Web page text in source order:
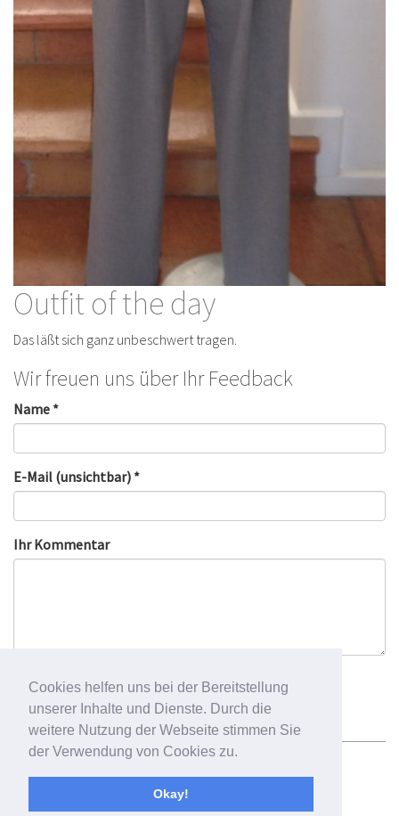
Cookies helfen uns bei der Bereitstellung
unserer Inhalte und Dienste. Durch die
weitere Nutzung der Webseite stimmen Sie
der Verwendung von Cookies zu.
Okay!
Outfit of the day
Das läßt sich ganz unbeschwert tragen.
Wir freuen uns über Ihr Feedback
Name *
E-Mail (unsichtbar) *
Ihr Kommentar
Impressum